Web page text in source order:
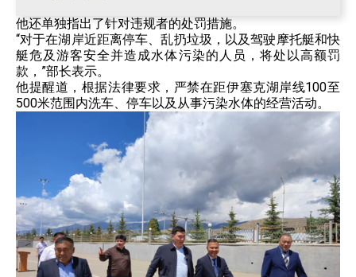
他还单独指出了针对违规者的处罚措施。
“对于在湖岸近距离停车、乱扔垃圾，以及驾驶摩托艇和快
艇危及游客安全并造成水体污染的人员，将处以高额罚
款，”部长表示。
他提醒道，根据法律要求，严禁在距伊塞克湖岸线100至
500米范围内洗车、停车以及从事污染水体的经营活动。